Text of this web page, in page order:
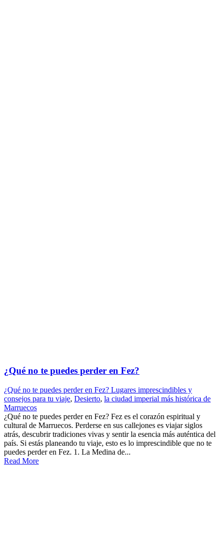
¿Qué no te puedes perder en Fez?
¿Qué no te puedes perder en Fez? Lugares imprescindibles y
consejos para tu viaje, Desierto, la ciudad imperial más histórica de
Marruecos
¿Qué no te puedes perder en Fez? Fez es el corazón espiritual y
cultural de Marruecos. Perderse en sus callejones es viajar siglos
atrás, descubrir tradiciones vivas y sentir la esencia más auténtica del
país. Si estás planeando tu viaje, esto es lo imprescindible que no te
puedes perder en Fez. 1. La Medina de...
Read More